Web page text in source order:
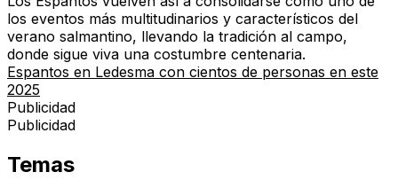
los eventos más multitudinarios y característicos del
verano salmantino, llevando la tradición al campo,
donde sigue viva una costumbre centenaria.
Espantos en Ledesma con cientos de personas en este
2025
Publicidad
Publicidad
Temas